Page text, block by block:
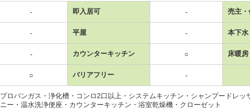
- 即入居可 - 売主・
- 平屋 - 本下水
- カウンターキッチン ○ 床暖房
○ バリアフリー -
プロパンガス・浄化槽・コンロ2口以上・システムキッチン・シャンプードレッ
ニー・温水洗浄便座・カウンターキッチン・浴室乾燥機・クローゼット